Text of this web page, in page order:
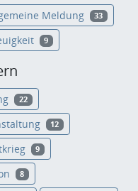
Meldung 33
9
22
12
9
8